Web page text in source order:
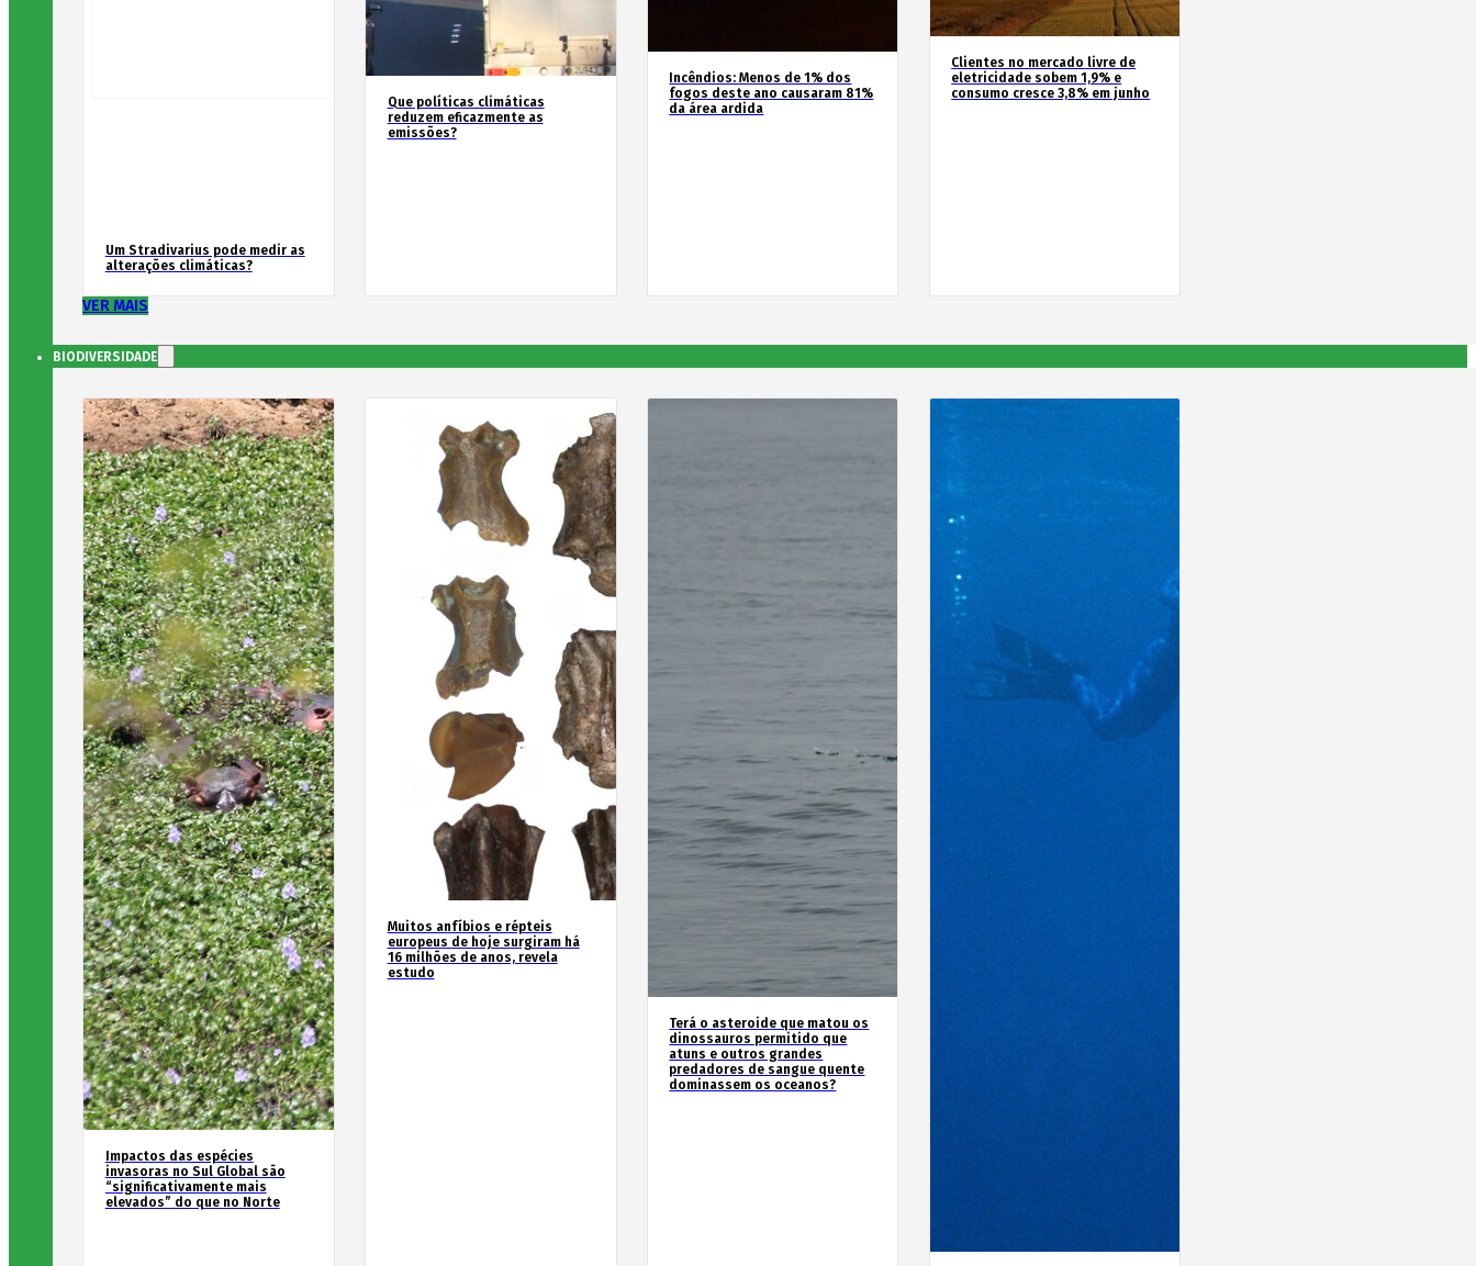
Um Stradivarius pode medir as
alterações climáticas?
Que políticas climáticas
reduzem eficazmente as
emissões?
Incêndios: Menos de 1% dos
fogos deste ano causaram 81%
da área ardida
Clientes no mercado livre de
eletricidade sobem 1,9% e
consumo cresce 3,8% em junho
VER MAIS
BIODIVERSIDADE
Impactos das espécies
invasoras no Sul Global são
“significativamente mais
elevados” do que no Norte
Muitos anfíbios e répteis
europeus de hoje surgiram há
16 milhões de anos, revela
estudo
Terá o asteroide que matou os
dinossauros permitido que
atuns e outros grandes
predadores de sangue quente
dominassem os oceanos?